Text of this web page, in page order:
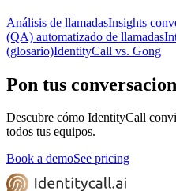
Análisis de llamadasInsights
(QA) automatizado de llamadas
(glosario)IdentityCall vs. Gong
Pon tus
Descubre cómo IdentityCall
todos tus equipos.
Book a demoSee pricing